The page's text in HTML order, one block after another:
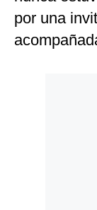
por una